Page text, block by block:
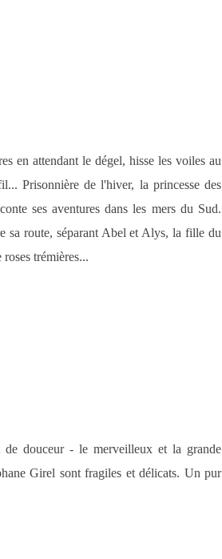
en attendant le dégel, hisse les voiles au
Prisonnière de l'hiver, la princesse des
ses aventures dans les mers du Sud.
sa route, séparant Abel et Alys, la fille du
trémières...
douceur - le merveilleux et la grande
Girel sont fragiles et délicats. Un pur